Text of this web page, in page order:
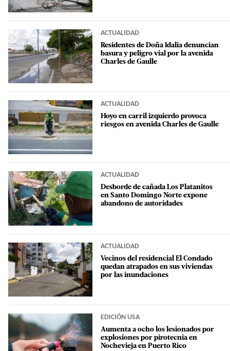
ACTUALIDAD
Residentes de Doña Idalia denuncian
basura y peligro vial por la avenida
Charles de Gaulle
ACTUALIDAD
Hoyo en carril izquierdo provoca
riesgos en avenida Charles de Gaulle
ACTUALIDAD
Desborde de cañada Los Platanitos
en Santo Domingo Norte expone
abandono de autoridades
ACTUALIDAD
Vecinos del residencial El Condado
quedan atrapados en sus viviendas
por las inundaciones
EDICIÓN USA
Aumenta a ocho los lesionados por
explosiones por pirotecnia en
Nochevieja en Puerto Rico